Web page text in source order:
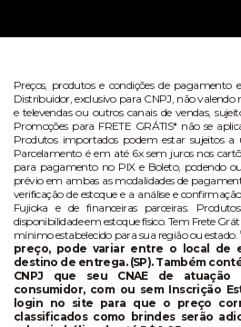
Preços, produtos e condições de pagamento
Distribuidor, exclusivo para CNPJ, não valendo
e televendas ou outros canais de vendas,
Promoções para FRETE GRÁTIS* não se
Produtos importados podem estar sujeitos
Parcelamento é em até 6x sem juros nos
para pagamento no PIX e Boleto, podendo
prévio em ambas as modalidades de
verificação de estoque e a análise e
Fujioka e de financeiras parceiras.
disponibilidade em estoque físico. Tem Frete
mínimo estabelecido para sua região ou estado.
preço, pode variar entre o local de
destino de entrega. (SP). Também
CNPJ que seu CNAE de
consumidor, com ou sem Inscrição
login no site para que o preço
classificados como brindes serão